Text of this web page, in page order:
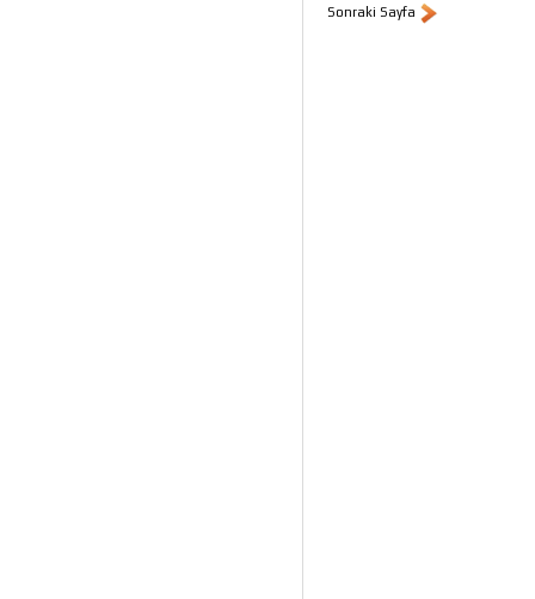
Sonraki Sayfa